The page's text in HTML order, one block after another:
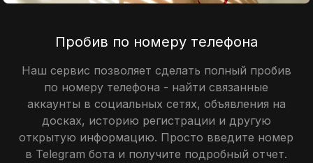
Пробив по номеру телефона
Наш сервис позволяет сделать полный пробив
по номеру телефона - найти связанные
аккаунты в социальных сетях, объявления на
досках, историю регистрации и другую
открытую информацию. Просто введите номер
в Telegram бота и получите подробный отчет.